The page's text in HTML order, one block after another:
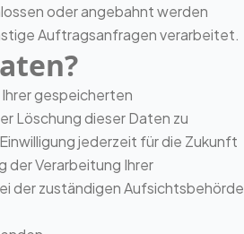
oder angebahnt werden
Auftragsanfragen verarbeitet.
gespeicherten
Löschung dieser Daten zu
jederzeit für die Zukunft
der Verarbeitung Ihrer
der zuständigen Aufsichtsbehörde